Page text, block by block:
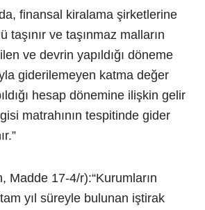
finansal kiralama şirketlerine
taşınır ve taşınmaz malların
ve devrin yapıldığı döneme
giderilemeyen katma değer
hesap dönemine ilişkin gelir
matrahının tespitinde gider
Madde 17-4/r):“Kurumların
yıl süreyle bulunan iştirak